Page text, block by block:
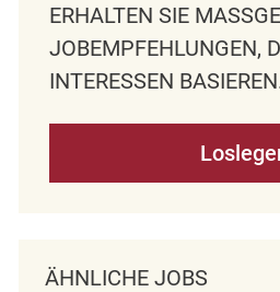
ERHALTEN SIE
OBEMPFEHLUNGEN,
NTERESSEN BASIEREN.
ÄHNLICHE JOBS